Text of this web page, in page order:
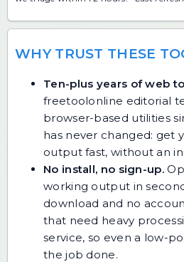
WHY TRUST THESE
Ten-plus years of web
freetoolonline editorial
browser-based utilities
has never changed: get
output fast, without an
No install, no sign-up.
working output in
download and no
that need heavy
service, so even a low-
the job done.